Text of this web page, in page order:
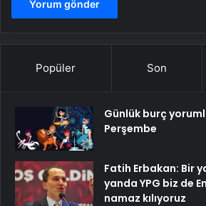
Popüler Son
Günlük burç
Perşembe
Fatih Erbakan: Bir
yanda YPG biz de
namaz kılıyoruz